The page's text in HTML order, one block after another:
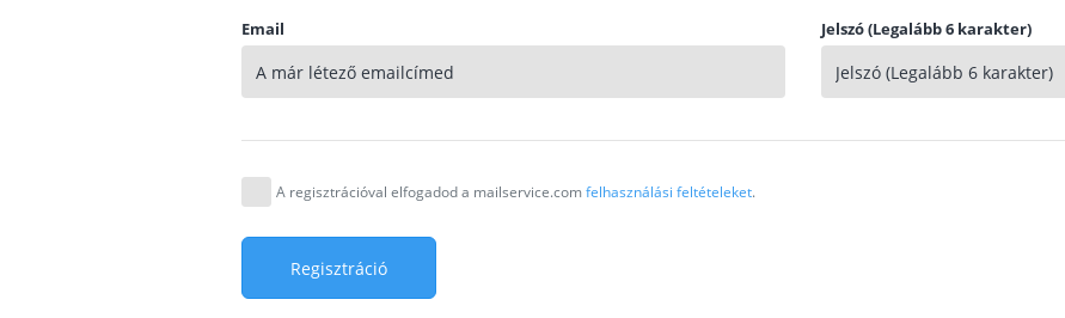
Email Jelszó (Legalább 6 karakter)
A regisztrációval elfogadod a mailservice.comfelhasználási feltételeket.
Regisztráció